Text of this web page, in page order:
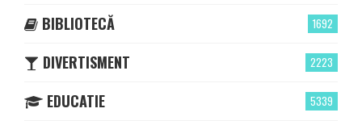
1692
BIBLIOTECĂ
2223
DIVERTISMENT
5339
EDUCATIE